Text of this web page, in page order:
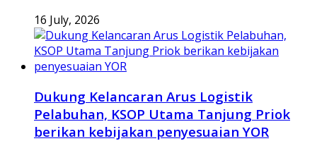
16 July, 2026
Dukung Kelancaran Arus Logistik
Pelabuhan, KSOP Utama Tanjung Priok
berikan kebijakan penyesuaian YOR